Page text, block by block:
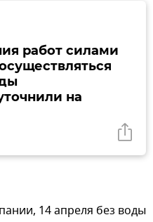
работ силами
на
14 апреля без воды